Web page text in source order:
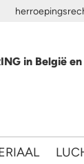
in België